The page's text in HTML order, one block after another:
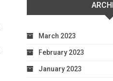
March 2023
February 2023
January 2023